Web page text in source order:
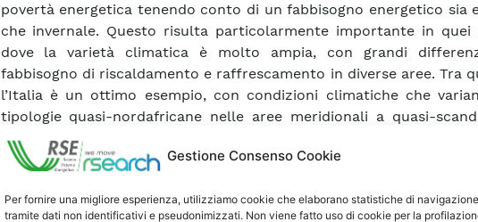
Gestione Consenso Cookie
Per fornire una migliore esperienza, utilizziamo cookie che elaborano statistiche di navigazione
tramite dati non identificativi e pseudonimizzati. Non viene fatto uso di cookie per la
povertà energetica tenendo conto di un fabbisogno energetico sia
che invernale. Questo risulta particolarmente importante in quei
dove la varietà climatica è molto ampia, con grandi
fabbisogno di riscaldamento e raffrescamento in diverse aree. Tra
l’Italia è un ottimo esempio, con condizioni climatiche che
tipologie quasi-nordafricane nelle aree meridionali a quasi-
nelle aree dell’estremo settentrione. Questo studio è
sull’analisi della povertà energetica in inverno ed estate, con
di fabbisogno minimo di energia e la formulazione di un